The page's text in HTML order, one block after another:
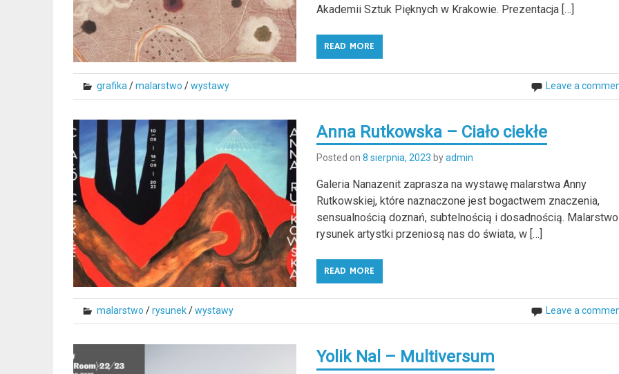
Akademii Sztuk Pięknych w Krakowie. Prezentacja […]
READ MORE
grafika /malarstwo /wystawy Leave a
Anna Rutkowska – Ciało ciekłe
Posted on8 sierpnia, 2023 byadmin
Galeria Nanazenit zaprasza na wystawę malarstwa Anny
Rutkowskiej, które naznaczone jest bogactwem znaczenia,
sensualnością doznań, subtelnością i dosadnością.
rysunek artystki przeniosą nas do świata, w […]
READ MORE
malarstwo /rysunek/wystawy Leave a
Yolik Nal – Multiversum